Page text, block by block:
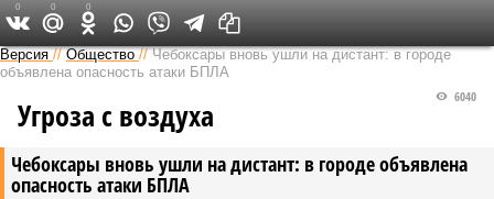
Версия в Чувашии
Версия //Общество //Чебоксары вновь ушли на дистант: в городе
объявлена опасность атаки БПЛА
Чебоксары вновь ушли на дистант: в городе объявлена
опасность атаки БПЛА
6040
Угроза с воздуха
0 0 0